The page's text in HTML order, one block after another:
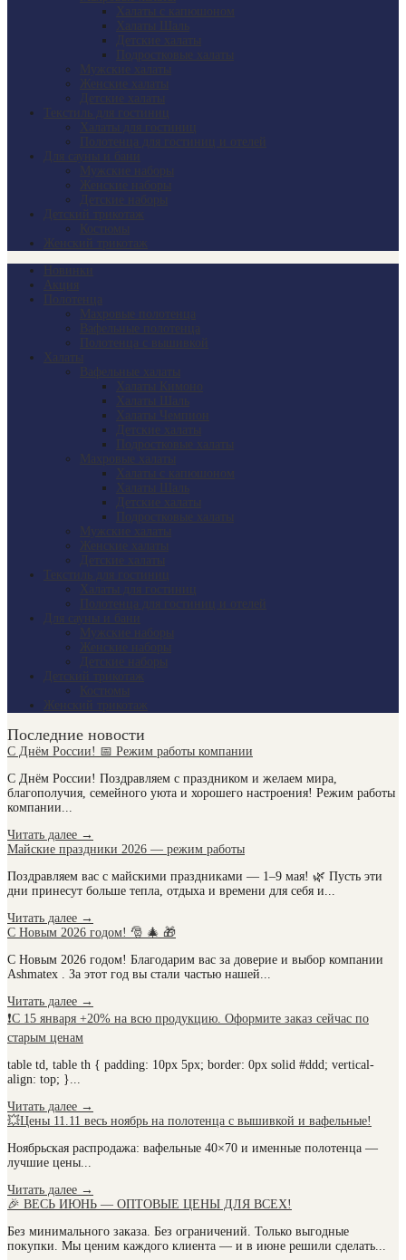
Халаты с капюшоном
Халаты Шаль
Детские халаты
Подростковые халаты
Мужские халаты
Женские халаты
Детские халаты
Текстиль для гостиниц
Халаты для гостиниц
Полотенца для гостиниц и отелей
Для сауны и бани
Мужские наборы
Женские наборы
Детские наборы
Детский трикотаж
Костюмы
Женский трикотаж
Новинки
Акция
Полотенца
Махровые полотенца
Вафельные полотенца
Полотенца с вышивкой
Халаты
Вафельные халаты
Халаты Кимоно
Халаты Шаль
Халаты Чемпион
Детские халаты
Подростковые халаты
Махровые халаты
Халаты с капюшоном
Халаты Шаль
Детские халаты
Подростковые халаты
Мужские халаты
Женские халаты
Детские халаты
Текстиль для гостиниц
Халаты для гостиниц
Полотенца для гостиниц и отелей
Для сауны и бани
Мужские наборы
Женские наборы
Детские наборы
Детский трикотаж
Костюмы
Женский трикотаж
Последние новости
С Днём России! 📅 Режим работы компании
С Днём России! Поздравляем с праздником и желаем мира,
благополучия, семейного уюта и хорошего настроения! Режим работы
компании...
Читать далее →
Майские праздники 2026 — режим работы
Поздравляем вас с майскими праздниками — 1–9 мая! 🌿 Пусть эти
дни принесут больше тепла, отдыха и времени для себя и...
Читать далее →
С Новым 2026 годом! 🎅 🎄 🎁
С Новым 2026 годом! Благодарим вас за доверие и выбор компании
Ashmatex . За этот год вы стали частью нашей...
Читать далее →
❗С 15 января +20% на всю продукцию. Оформите заказ сейчас по
старым ценам
table td, table th { padding: 10px 5px; border: 0px solid #ddd; vertical-
align: top; }...
Читать далее →
💥Цены 11.11 весь ноябрь на полотенца с вышивкой и вафельные!
Ноябрьская распродажа: вафельные 40×70 и именные полотенца —
лучшие цены...
Читать далее →
🎉 ВЕСЬ ИЮНЬ — ОПТОВЫЕ ЦЕНЫ ДЛЯ ВСЕХ!
Без минимального заказа. Без ограничений. Только выгодные
покупки. Мы ценим каждого клиента — и в июне решили сделать...